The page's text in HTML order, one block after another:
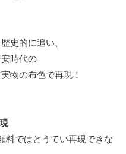
史的に追い、
時代の
物の布色で再現！
料ではとうてい再現できな